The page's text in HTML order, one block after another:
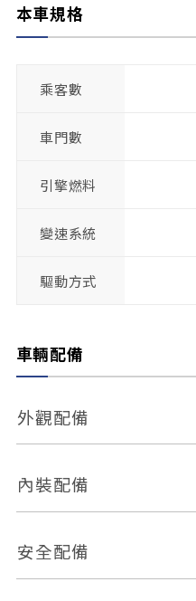
本車規格
乘客數
車門數
引擎燃料
變速系統
驅動方式
車輛配備
外觀配備
電動天窗
後視鏡方向指示燈
內裝配備
多功能方向盤
安全配備